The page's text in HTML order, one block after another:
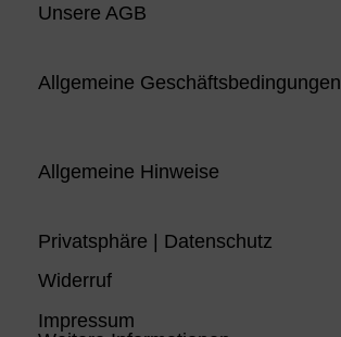
Unsere AGB
Allgemeine Geschäftsbedingungen
Allgemeine Hinweise
Privatsphäre | Datenschutz
Widerruf
Impressum